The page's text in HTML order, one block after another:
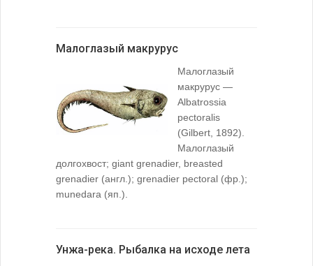
Малоглазый макрурус
Малоглазый
макрурус —
Albatrossia
pectoralis
(Gilbert, 1892).
Малоглазый
долгохвост; giant grenadier, breasted
grenadier (англ.); grenadier pectoral (фр.);
munedara (яп.).
Унжа-река. Рыбалка на исходе лета